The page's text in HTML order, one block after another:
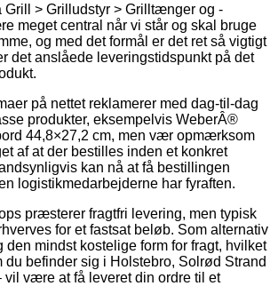
Grill > Grilludstyr > Grilltænger og -
meget central når vi står og skal bruge
og med det formål er det ret så vigtigt
det anslåede leveringstidspunkt på det
på nettet reklamerer med dag-til-dag
produkter, eksempelvis WeberÂ®
44,8×27,2 cm, men vær opmærksom
af at der bestilles inden et konkret
kan nå at få bestillingen
logistikmedarbejderne har fyraften.
præsterer fragtfri levering, men typisk
for et fastsat beløb. Som alternativ
den mindst kostelige form for fragt, hvilket
du befinder sig i Holstebro, Solrød Strand
vil være at få leveret din ordre til et